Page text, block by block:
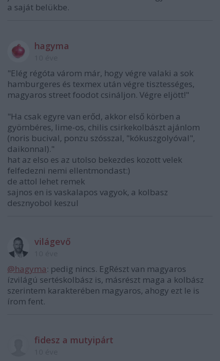
a saját belükbe.
hagyma
"Elég régóta várom már, hogy végre valaki a sok
hamburgeres és texmex után végre tisztességes,
magyaros street foodot csináljon. Végre eljött!"
"Ha csak egyre van erőd, akkor első körben a
gyömbéres, lime-os, chilis csirkekolbászt ajánlom
(noris bucival, ponzu szósszal, "kókuszgolyóval",
daikonnal)."
hat az elso es az utolso bekezdes kozott velek
felfedezni nemi ellentmondast:)
de attol lehet remek
sajnos en is vaskalapos vagyok, a kolbasz
desznyobol keszul
világevő
@hagyma: pedig nincs. EgRészt van magyaros
ízvilágú sertéskolbász is, másrészt maga a kolbász
szerintem karakterében magyaros, ahogy ezt le is
írom fent.
fidesz a mutyipárt